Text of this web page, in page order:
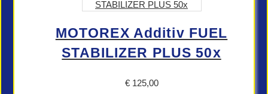
MOTOREX Additiv FUEL
STABILIZER PLUS 50x
€125,00